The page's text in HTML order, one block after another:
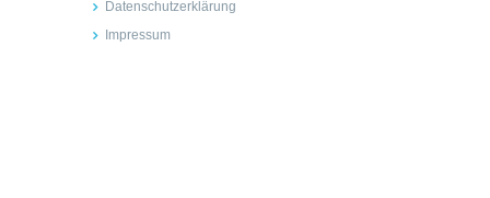
Datenschutzerklärung
Impressum